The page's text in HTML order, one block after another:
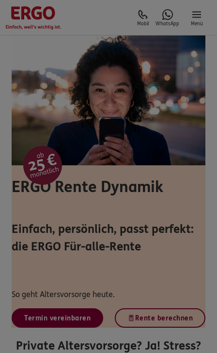
Mobil WhatsApp Menü
ERGO Rente Dynamik
Einfach, persönlich, passt perfekt:
die ERGO Für-alle-Rente
So geht Altersvorsorge heute.
Termin vereinbaren Rente berechnen
Private Altersvorsorge? Ja! Stress?